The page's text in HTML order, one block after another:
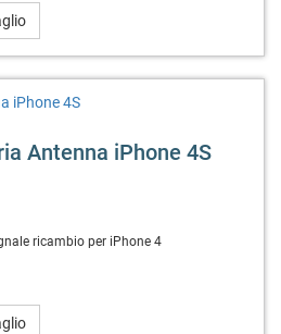
Antenna iPhone 4S
ricambio per iPhone 4